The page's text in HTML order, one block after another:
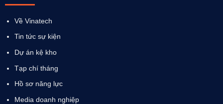
Về Vinatech
Tin tức sự kiện
Dự án kệ kho
Tạp chí tháng
Hồ sơ năng lực
Media doanh nghiệp